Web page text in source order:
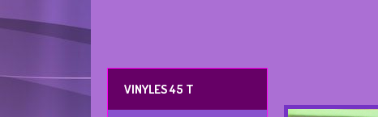
VINYLES 45 T